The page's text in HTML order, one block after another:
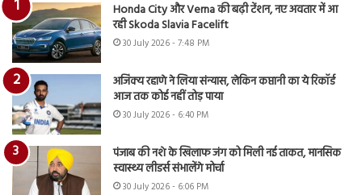
Honda City और Verna की बढ़ी टेंशन, नए अवतार में आ
रही Skoda Slavia Facelift
30 July 2026 - 7:48 PM
अजिंक्य रहाणे ने लिया संन्यास, लेकिन कप्तानी का ये रिकॉर्ड
आज तक कोई नहीं तोड़ पाया
30 July 2026 - 6:40 PM
पंजाब की नशे के खिलाफ जंग को मिली नई ताकत, मानसिक
स्वास्थ्य लीडर्स संभालेंगे मोर्चा
30 July 2026 - 6:06 PM